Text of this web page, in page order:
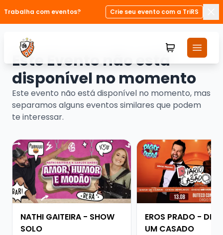
Trabalha com eventos?
Crie seu evento com a TriRS
Este Evento não está
disponível no momento
Este evento não está disponível no momento, mas
separamos alguns eventos similares que podem
te interessar.
Veja mais sobre NATHI GAITEIRA - SHOW SOLO
NATHI GAITEIRA - SHOW
SOLO
Veja mais sobre
EROS PRADO -
UM CASADO